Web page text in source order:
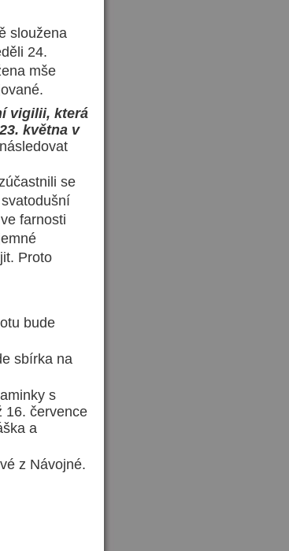
sloužena
24.
mše
vigilii, která
května v
se
farnosti
Proto
bude
sbírka na
s
16. července
a
z Návojné.